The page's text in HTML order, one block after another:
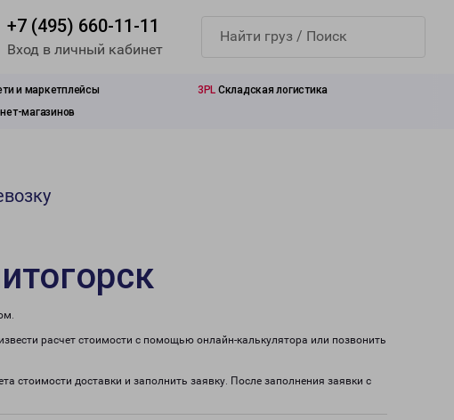
+7 (495) 660-11-11
Вход в личный кабинет
и маркетплейсы 3PL Складская логистика
магазинов
расчет стоимости с помощью онлайн-калькулятора или позвонить
стоимости доставки и заполнить заявку. После заполнения заявки с